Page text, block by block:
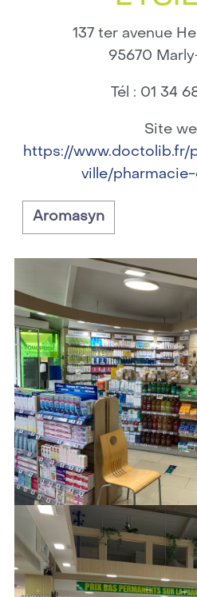
137 ter avenue
95670
Tél : 01 34
Site
https://www.doctolib.fr/
ville/
Aromasyn